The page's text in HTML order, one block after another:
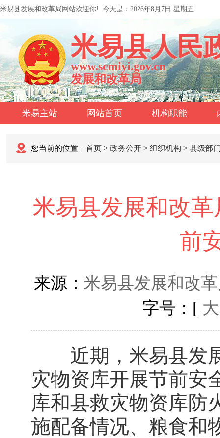
米易县发展和改革局网站欢迎你! 今天是： 2026年8月7日 星期五
米易县人民
www.scmiyi.gov.cn
发展和改革局
米易主站 网站首页 机构职能
您当前的位置： 首页 > 政务公开 > 组织机构 > 县级部
米易县发展和改
前
来源： 米易县发展和改
字号：[ 大
近期，米易县发展
灾物资库开展节前安
库和县救灾物资库防
施配备情况、粮食和